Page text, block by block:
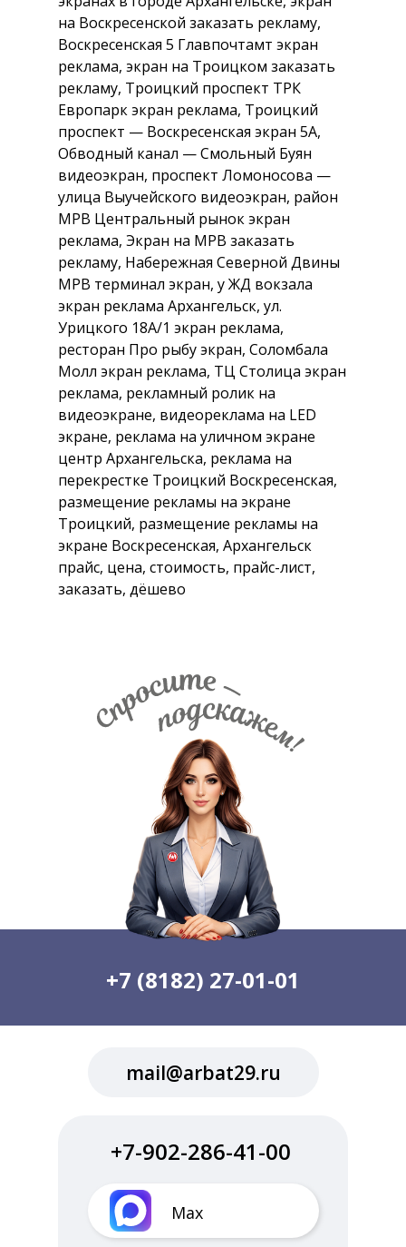
на Воскресенской заказать рекламу,
Воскресенская 5 Главпочтамт экран
реклама, экран на Троицком заказать
рекламу, Троицкий проспект ТРК
Европарк экран реклама, Троицкий
проспект — Воскресенская экран 5А,
Обводный канал — Смольный Буян
видеоэкран, проспект Ломоносова —
улица Выучейского видеоэкран, район
МРВ Центральный рынок экран
реклама, Экран на МРВ заказать
рекламу, Набережная Северной Двины
МРВ терминал экран, у ЖД вокзала
экран реклама Архангельск, ул.
Урицкого 18А/1 экран реклама,
ресторан Про рыбу экран, Соломбала
Молл экран реклама, ТЦ Столица экран
реклама, рекламный ролик на
видеоэкране, видеореклама на LED
экране, реклама на уличном экране
центр Архангельска, реклама на
перекрестке Троицкий Воскресенская,
размещение рекламы на экране
Троицкий, размещение рекламы на
экране Воскресенская, Архангельск
прайс, цена, стоимость, прайс-лист,
заказать, дёшево
mail@arbat29.ru
+7 (8182) 27-01-01
Max
+7-902-286-41-00